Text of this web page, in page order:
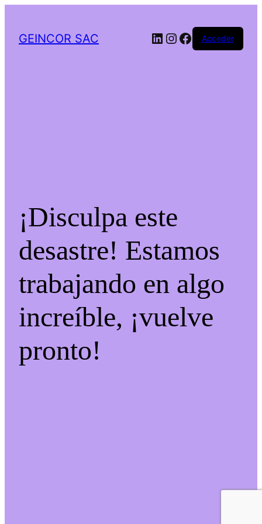
GEINCOR SAC LinkedIn
Instagram
Facebook
Acceder
¡Disculpa este
desastre! Estamos
trabajando en algo
increíble, ¡vuelve
pronto!